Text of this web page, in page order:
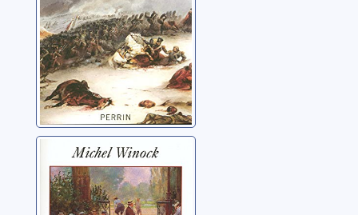
La belle époque:
la France de
1900 à 1914